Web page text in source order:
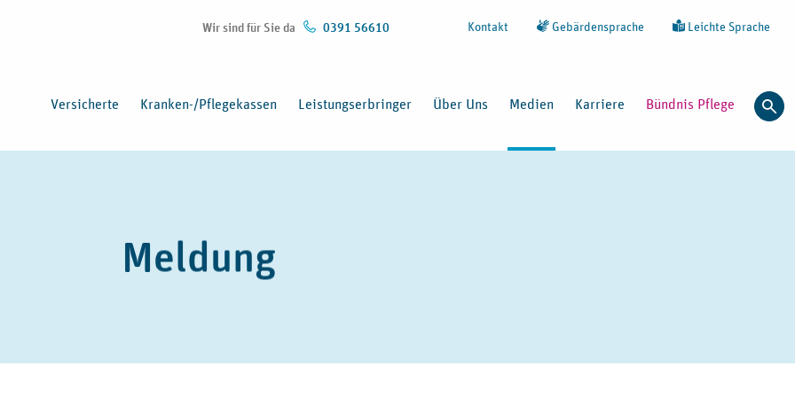
Wir sind für Sie da 0391 56610 Kontakt Gebärdensprache Leichte Sprache
Versicherte Kranken-/Pflegekassen Leistungserbringer Über Uns Medien Karriere Bündnis Pflege
Meldung